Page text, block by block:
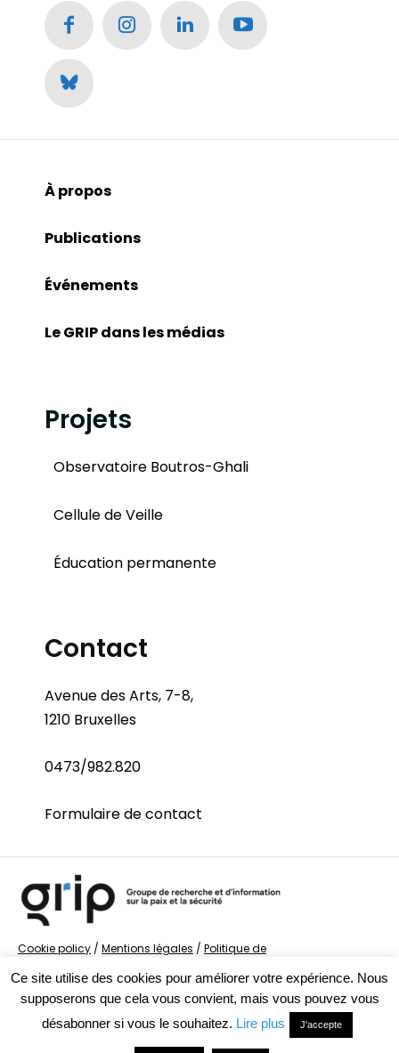
À propos
Publications
Événements
Le GRIP dans les médias
Projets
Observatoire Boutros-Ghali
Cellule de Veille
Éducation permanente
Contact
Avenue des Arts, 7-8,
1210 Bruxelles
0473/982.820
Formulaire de contact
Cookie policy / Mentions légales / Politique de
la Sécurité
Ce site utilise des cookies pour améliorer votre expérience. Nous
supposerons que cela vous convient, mais vous pouvez vous
désabonner si vous le souhaitez. Lire plus J'accepte